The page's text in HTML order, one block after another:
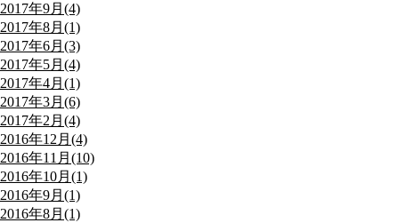
2017年9月(4)
2017年8月(1)
2017年6月(3)
2017年5月(4)
2017年4月(1)
2017年3月(6)
2017年2月(4)
2016年12月(4)
2016年11月(10)
2016年10月(1)
2016年9月(1)
2016年8月(1)